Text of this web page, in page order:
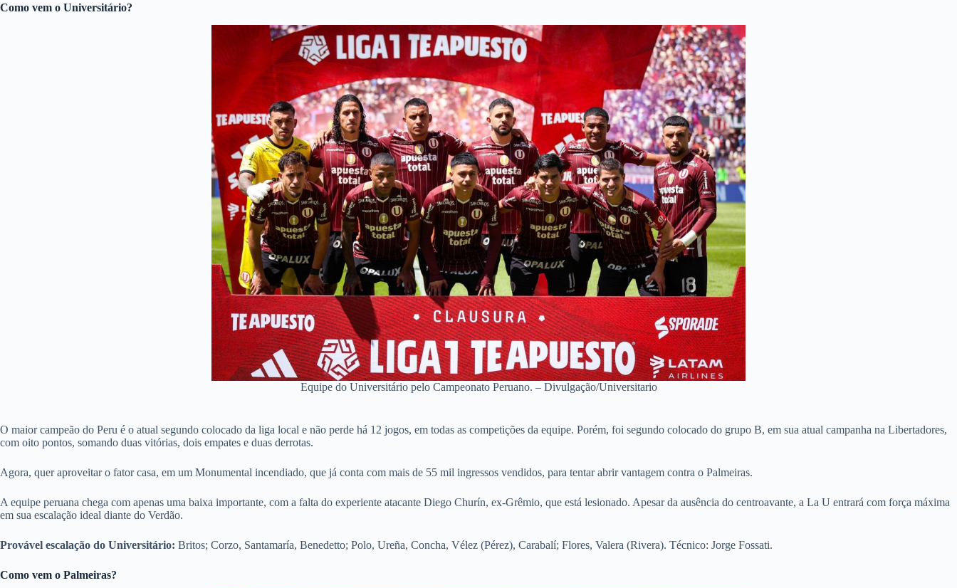
Como vem o Universitário?
Equipe do Universitário pelo Campeonato Peruano. – Divulgação/Universitario
O maior campeão do Peru é o atual segundo colocado da liga local e não perde há 12 jogos, em todas as competições da equipe. Porém, foi segundo colocado do grupo B, em sua atual campanha na Libertadores,
com oito pontos, somando duas vitórias, dois empates e duas derrotas.
Agora, quer aproveitar o fator casa, em um Monumental incendiado, que já conta com mais de 55 mil ingressos vendidos, para tentar abrir vantagem contra o Palmeiras.
A equipe peruana chega com apenas uma baixa importante, com a falta do experiente atacante Diego Churín, ex-Grêmio, que está lesionado. Apesar da ausência do centroavante, a La U entrará com força máxima
em sua escalação ideal diante do Verdão.
Provável escalação do Universitário: Britos; Corzo, Santamaría, Benedetto; Polo, Ureña, Concha, Vélez (Pérez), Carabalí; Flores, Valera (Rivera). Técnico: Jorge Fossati.
Como vem o Palmeiras?